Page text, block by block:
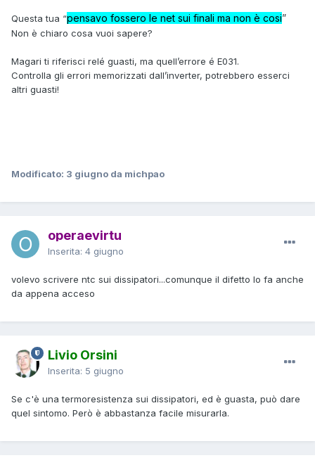
Questa tua “pensavo fossero le net sui finali ma non è cosi”
Non è chiaro cosa vuoi sapere?
Magari ti riferisci relé guasti, ma quell’errore é E031.
Controlla gli errori memorizzati dall’inverter, potrebbero esserci
altri guasti!
Modificato: 3 giugno da michpao
operaevirtu
Inserita: 4 giugno
volevo scrivere ntc sui dissipatori...comunque il difetto lo fa anche
da appena acceso
Livio Orsini
Inserita: 5 giugno
Se c'è una termoresistenza sui dissipatori, ed è guasta, può dare
quel sintomo. Però è abbastanza facile misurarla.